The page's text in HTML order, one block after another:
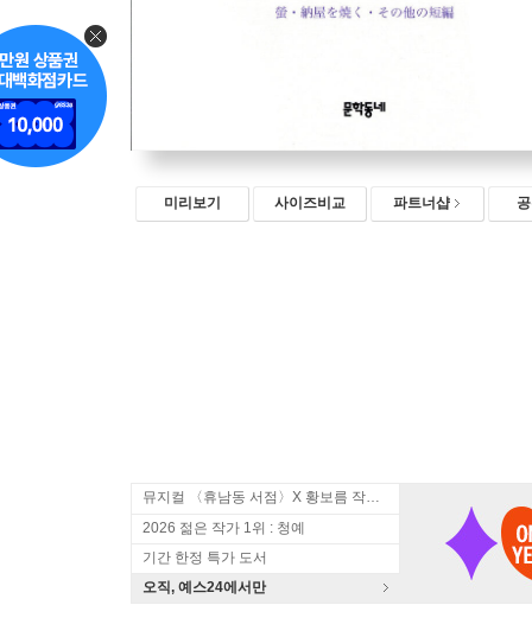
미리보기 사이즈비교 파트너샵
뮤지컬 〈휴남동 서점〉X 황보름 작가 북토크
2026 젊은 작가 1위 : 청예
기간 한정 특가 도서
오직, 예스24에서만